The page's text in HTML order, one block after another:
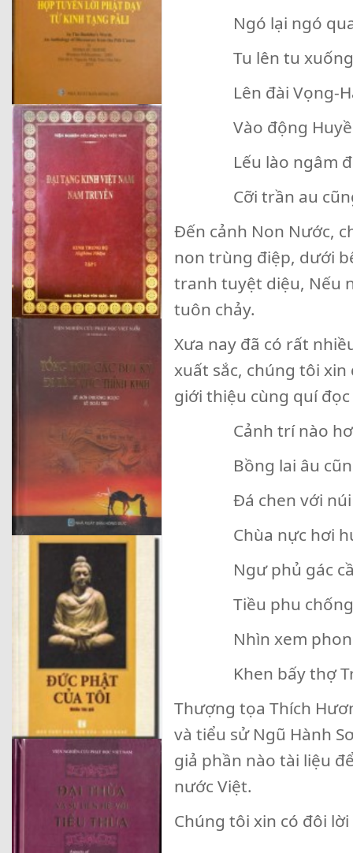
Ngó lại ngó qua
Tu lên tu xuống
Lên đài Vọng-
Vào động Huyền-
Lếu lào ngâm
Cỡi trần au cũng
Đến cảnh Non Nước,
non trùng điệp, dưới
tranh tuyệt diệu, Nếu
tuôn chảy.
Xưa nay đã có rất
xuất sắc, chúng tôi
giới thiệu cùng quí
Cảnh trí nào hơn
Bồng lai âu cũng
Đá chen với núi
Chùa nực hơi
Ngư phủ gác cần
Tiều phu chống
Nhìn xem phong
Khen bấy thợ
Thượng tọa Thích
và tiểu sử Ngũ Hành
giả phần nào tài liệu
nước Việt.
Chúng tôi xin có đôi